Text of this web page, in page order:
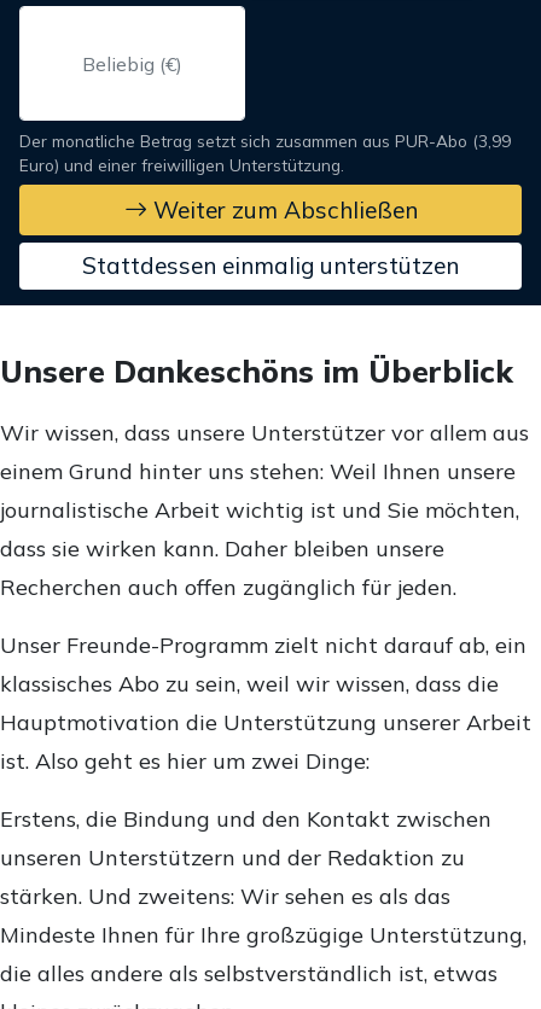
Der monatliche Betrag setzt sich zusammen aus PUR-Abo (3,99
Euro) und einer freiwilligen Unterstützung.
Weiter zum Abschließen
Stattdessen einmalig unterstützen
Unsere Dankeschöns im Überblick
Wir wissen, dass unsere Unterstützer vor allem aus
einem Grund hinter uns stehen: Weil Ihnen unsere
journalistische Arbeit wichtig ist und Sie möchten,
dass sie wirken kann. Daher bleiben unsere
Recherchen auch offen zugänglich für jeden.
Unser Freunde-Programm zielt nicht darauf ab, ein
klassisches Abo zu sein, weil wir wissen, dass die
Hauptmotivation die Unterstützung unserer Arbeit
ist. Also geht es hier um zwei Dinge:
Erstens, die Bindung und den Kontakt zwischen
unseren Unterstützern und der Redaktion zu
stärken. Und zweitens: Wir sehen es als das
Mindeste Ihnen für Ihre großzügige Unterstützung,
die alles andere als selbstverständlich ist, etwas